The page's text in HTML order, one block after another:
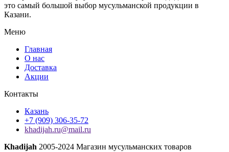
это самый большой выбор мусульманской продукции в
Казани.
Меню
Главная
О нас
Доставка
Акции
Контакты
Казань
+7 (909) 306-35-72
khadijah.ru@mail.ru
Khadijah 2005-2024 Магазин мусульманских товаров